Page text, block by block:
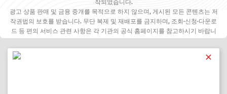
작되었습니다.
광고 상품 판매 및 금융 중개를 목적으로 하지 않으며, 게시된 모든 콘텐츠는 저
작권법의 보호를 받습니다. 무단 복제 및 재배포를 금지하며, 조회·신청·다운로
드 등 편의 서비스 관련 사항은 각 기관의 공식 홈페이지를 참고하시기 바랍니
✕